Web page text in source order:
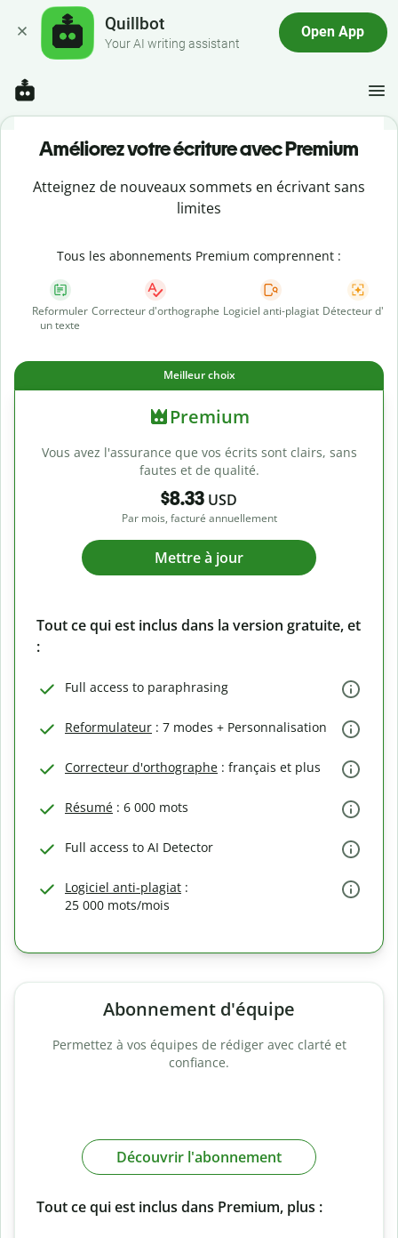
Quillbot
Your AI writing assistant
Open App
Améliorez votre écriture avec Premium
Atteignez de nouveaux sommets en écrivant sans
limites
Tous les abonnements Premium comprennent :
Reformuler
un texte
Correcteur d'orthographe Logiciel anti-plagiat Détecteur d'IA
Meilleur choix
Premium
Vous avez l'assurance que vos écrits sont clairs, sans
fautes et de qualité.
$8.33 USD
Par mois, facturé annuellement
Mettre à jour
Tout ce qui est inclus dans la version gratuite, et
:
Full access to paraphrasing
Reformulateur : 7 modes + Personnalisation
Correcteur d'orthographe : français et plus
Résumé : 6 000 mots
Full access to AI Detector
Logiciel anti-plagiat :
25 000 mots/mois
Abonnement d'équipe
Permettez à vos équipes de rédiger avec clarté et
confiance.
Découvrir l'abonnement
Tout ce qui est inclus dans Premium, plus :